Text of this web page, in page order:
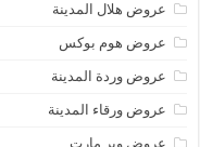
عروض هلال المدينة
عروض هوم بوكس
عروض وردة المدينة
عروض ورقاء المدينة
عروض وير مارت